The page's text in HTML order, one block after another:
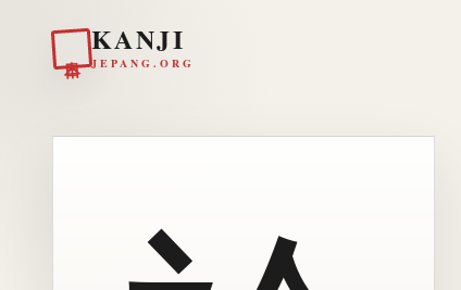
KANJI
JEPANG.ORG